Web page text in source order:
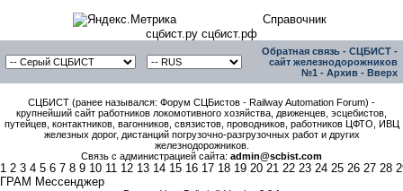
Справочник
сцбист.ру сцбист.рф
Обратная связь - СЦБИСТ -
сайт железнодорожников
№1 - Архив - Вверх
СЦБИСТ (ранее назывался: Форум СЦБистов - Railway Automation Forum) -
крупнейший сайт работников локомотивного хозяйства, движенцев, эсцебистов,
путейцев, контактников, вагонников, связистов, проводников, работников ЦФТО, ИВЦ
железных дорог, дистанций погрузочно-разгрузочных работ и других
железнодорожников.
Связь с администрацией сайта: admin@scbist.com
1 2 3 4 5 6 7 8 9 10 11 12 13 14 15 16 17 18 19 20 21 22 23 24 25 26 27 28
ГРАМ Мессенджер